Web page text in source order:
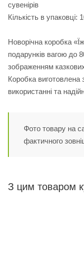
сувенірів
Кількість в упаковці:
Новорічна коробка
подарунків вагою до
зображенням
Коробка виготовлена
використанні та
Фото товару на
фактичного
З цим товаром